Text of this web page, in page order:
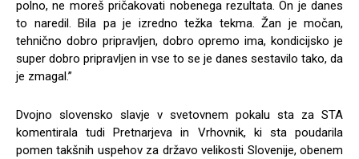
polno, ne moreš pričakovati nobenega rezultata. On je danes
to naredil. Bila pa je izredno težka tekma. Žan je močan,
tehnično dobro pripravljen, dobro opremo ima, kondicijsko je
super dobro pripravljen in vse to se je danes sestavilo tako, da
je zmagal.”
Dvojno slovensko slavje v svetovnem pokalu sta za STA
komentirala tudi Pretnarjeva in Vrhovnik, ki sta poudarila
pomen takšnih uspehov za državo velikosti Slovenije, obenem